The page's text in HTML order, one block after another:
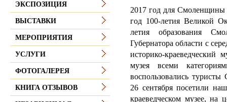
2017 год для Смоленщины
год 100-летия Великой
летия образования
Губернатора области с
историко-краеведческий
музея всеми
воспользовались
26 сентября посетили
краеведческом музее, на
ЭКСПОЗИЦИЯ
ВЫСТАВКИ
МЕРОПРИЯТИЯ
УСЛУГИ
ФОТОГАЛЕРЕЯ
КНИГА ОТЗЫВОВ